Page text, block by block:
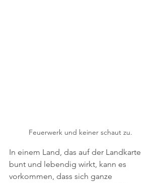
Feuerwerk und keiner schaut zu.
In einem Land, das auf der Landkarte
bunt und lebendig wirkt, kann es
vorkommen, dass sich ganze